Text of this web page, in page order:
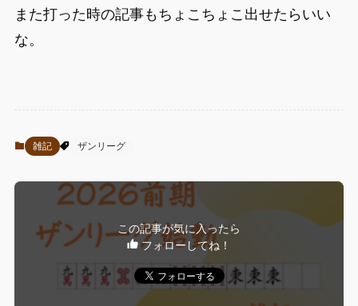
また打った時の記事もちょこちょこ出せたらいい
な。
雑記 ザンリーグ
この記事が気に入ったら
フォローしてね！